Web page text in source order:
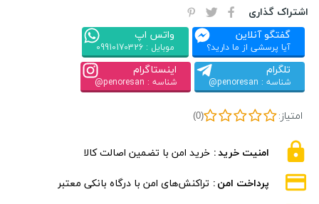
اشتراک گذاری
گفتگو آنلاین
آیا پرسشی از ما دارید؟
واتس اپ
موبایل : 09910170326
تلگرام
شناسه : penoresan@
اینستاگرام
شناسه : penoresan@
امتیاز: (0)
امنیت خرید خرید امن با تضمین اصالت کالا
پرداخت امن تراکنش‌های امن با درگاه بانکی معتبر